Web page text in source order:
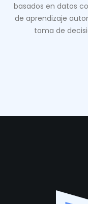
basados ​​en datos
de aprendizaje
toma de